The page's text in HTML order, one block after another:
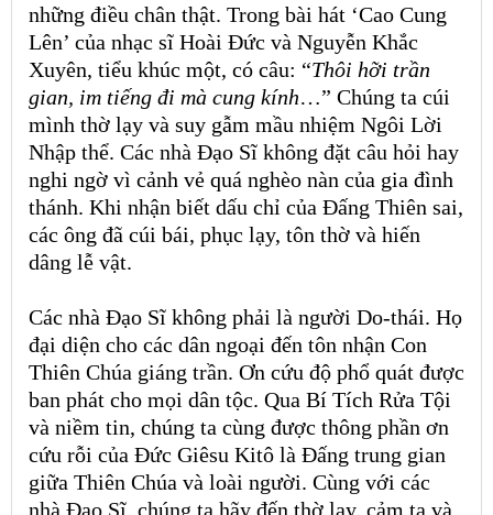
những điều chân thật. Trong bài hát ‘Cao Cung
Lên’ của nhạc sĩ Hoài Đức và Nguyễn Khắc
Xuyên, tiểu khúc một, có câu: “Thôi hỡi trần
gian, im tiếng đi mà cung kính…” Chúng ta cúi
mình thờ lạy và suy gẫm mầu nhiệm Ngôi Lời
Nhập thể. Các nhà Đạo Sĩ không đặt câu hỏi hay
nghi ngờ vì cảnh vẻ quá nghèo nàn của gia đình
thánh. Khi nhận biết dấu chỉ của Đấng Thiên sai,
các ông đã cúi bái, phục lạy, tôn thờ và hiến
dâng lễ vật.
Các nhà Đạo Sĩ không phải là người Do-thái. Họ
đại diện cho các dân ngoại đến tôn nhận Con
Thiên Chúa giáng trần. Ơn cứu độ phổ quát được
ban phát cho mọi dân tộc. Qua Bí Tích Rửa Tội
và niềm tin, chúng ta cùng được thông phần ơn
cứu rỗi của Đức Giêsu Kitô là Đấng trung gian
giữa Thiên Chúa và loài người. Cùng với các
nhà Đạo Sĩ, chúng ta hãy đến thờ lạy, cảm tạ và